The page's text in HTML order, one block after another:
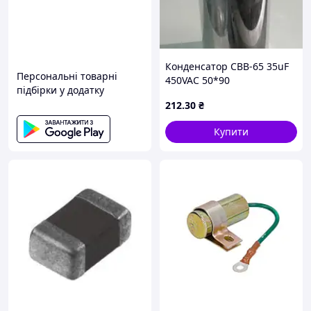
отриманні):
Розраховуйтеся за
безпосередньо у
відділенні поштового
оператора після
складів:
Товари можуть бути
відправлені з різних міст,
залежно від кодів складів
(YUT, BBB, K11 тощо). Якщо у
замовленні є товари з
однаковими кодами, вони
Персональні товарні
підбірки у додатку
Конденсатор CBB-65 35uF
450VAC 50*90
212.30 ₴
Купити